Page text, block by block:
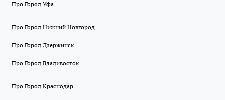
Про Город Уфа
Про Город Нижний Новгород
Про Город Дзержинск
Про Город Владивосток
Про Город Краснодар